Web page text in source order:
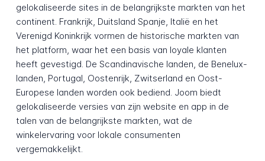
gelokaliseerde sites in de belangrijkste markten van het
continent. Frankrijk, Duitsland Spanje, Italië en het
Verenigd Koninkrijk vormen de historische markten van
het platform, waar het een basis van loyale klanten
heeft gevestigd. De Scandinavische landen, de Benelux-
landen, Portugal, Oostenrijk, Zwitserland en Oost-
Europese landen worden ook bediend. Joom biedt
gelokaliseerde versies van zijn website en app in de
talen van de belangrijkste markten, wat de
winkelervaring voor lokale consumenten
vergemakkelijkt.